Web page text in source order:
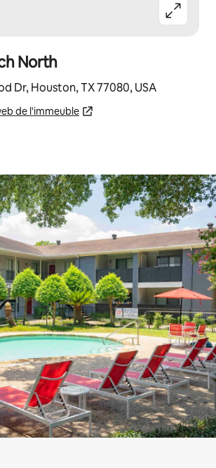
North
Dr, Houston, TX 77080, USA
de l'immeuble